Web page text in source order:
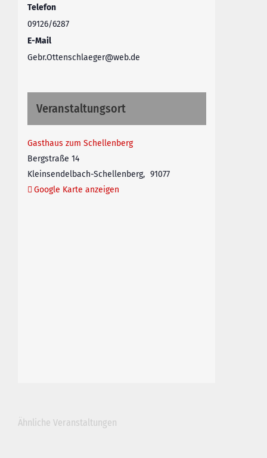
Telefon
09126/6287
E-Mail
Gebr.Ottenschlaeger@web.de
Veranstaltungsort
Gasthaus zum Schellenberg
Bergstraße 14
Kleinsendelbach-Schellenberg, 91077
Google Karte anzeigen
Ähnliche Veranstaltungen